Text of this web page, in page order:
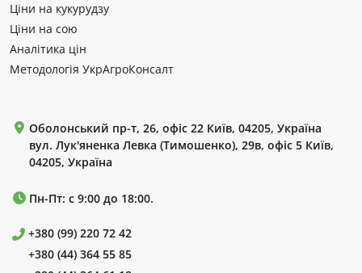
Ціни на кукурудзу
Ціни на сою
Аналітика цін
Методологія УкрАгроКонсалт
Оболонський пр-т, 26, офіс 22 Київ, 04205, Україна
вул. Лук'яненка Левка (Тимошенко), 29в, офіс 5 Київ,
04205, Україна
Пн-Пт: с 9:00 до 18:00.
+380 (99) 220 72 42
+380 (44) 364 55 85